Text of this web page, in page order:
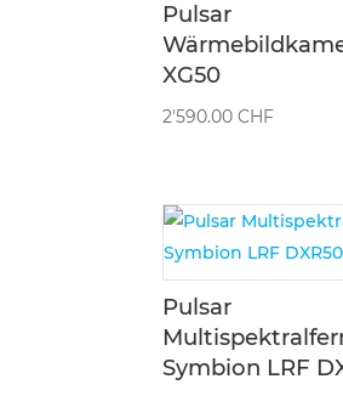
Pulsar
XG50
2'590.00CHF
Pulsar
Symbion LRF